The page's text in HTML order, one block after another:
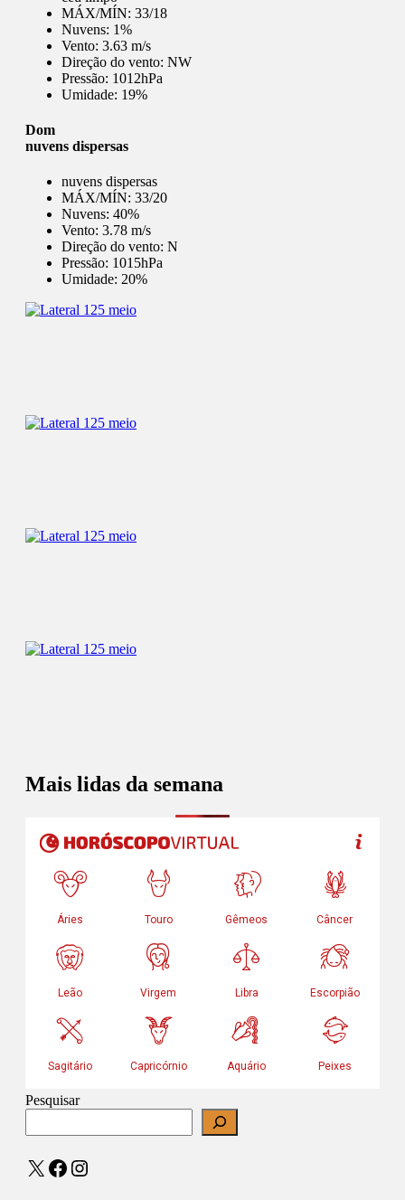
MÁX/MÍN: 33/18
Nuvens: 1%
Vento: 3.63 m/s
Direção do vento: NW
Pressão: 1012hPa
Umidade: 19%
Dom
nuvens dispersas
nuvens dispersas
MÁX/MÍN: 33/20
Nuvens: 40%
Vento: 3.78 m/s
Direção do vento: N
Pressão: 1015hPa
Umidade: 20%
Mais lidas da semana
Pesquisar
X Facebook
Instagram